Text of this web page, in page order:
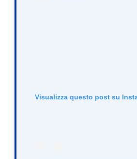
Visualizza questo post su